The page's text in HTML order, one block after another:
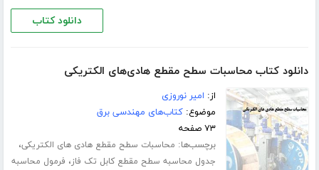
دانلود کتاب
دانلود کتاب محاسبات سطح مقطع هادی‌های الکتریکی
از: امیر نوروزی
موضوع:کتاب‌های مهندسی برق
۷۳ صفحه
برچسب‌ها: محاسبات سطح مقطع هادی های الکتریکی،
جدول محاسبه سطح مقطع کابل تک فاز، فرمول محاسبه